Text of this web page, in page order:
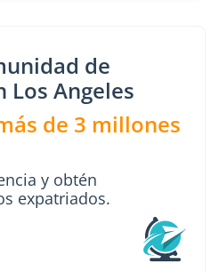
de
Los Angeles
de 3 millones
y obtén
expatriados.